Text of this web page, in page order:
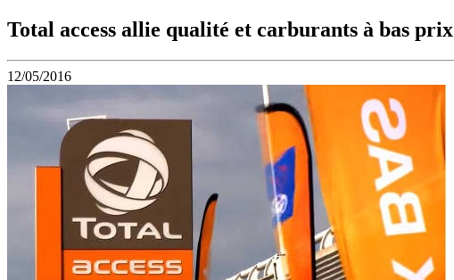
Total access allie qualité et carburants à bas prix
12/05/2016